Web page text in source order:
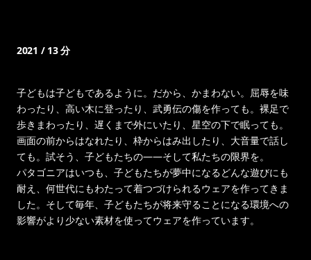
2021 / 13 分
子どもは子どもであるように。だから、かまわない。屈辱を味
わったり、高い木に登ったり、武勇伝の傷を作っても。裸足で
歩きまわったり、遅くまで外にいたり、星空の下で眠っても。
画面の前からはなれたり、枠からはみ出したり、大音量で話し
ても。試そう、子どもたちの——そして私たちの限界を。
パタゴニアはいつも、子どもたちが夢中になるどんな遊びにも
耐え、何世代にもわたって着つづけられるウェアを作ってきま
した。そして毎年、子どもたちが将来守ることになる環境への
影響がより少ない素材を使ってウェアを作っています。